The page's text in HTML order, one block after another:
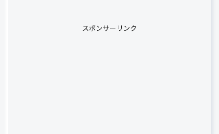
スポンサーリンク